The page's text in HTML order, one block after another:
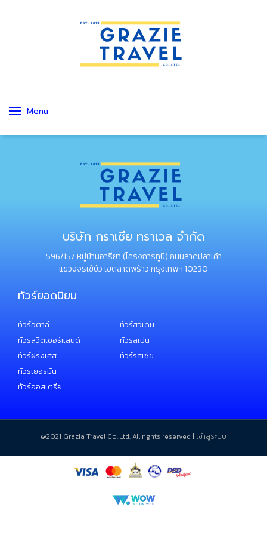
Menu
บริษัท กราเซีย ทราเวล จำกัด
596/157 หมู่บ้านอารียา (โครงการทูบี) ถนนลาดปลาเค้า
แขวงจรเข้บัว เขตลาดพร้าว กรุงเทพฯ 10230
ทัวร์ยอดนิยม
ทัวร์อิตาลี
ทัวร์สวิตเซอร์แลนด์
ทัวร์ฝรั่งเศส
ทัวร์เยอรมัน
ทัวร์ออสเตรีย
ทัวร์สวีเดน
ทัวร์สเปน
ทัวร์รัสเซีย
@2021 ​Grazia Travel Co.,Ltd. All rights reserved | เข้าสู่ระบบ